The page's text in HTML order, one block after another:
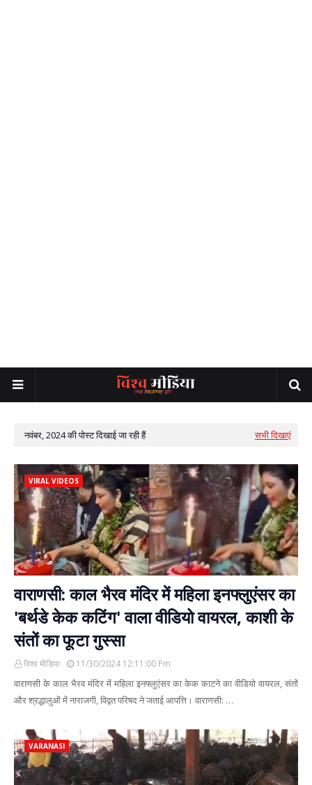
नवंबर, 2024 की पोस्ट दिखाई जा रही हैं सभी दिखाएं
VIRAL VIDEOS
वाराणसी: काल भैरव मंदिर में महिला इनफ्लुएंसर का
'बर्थडे केक कटिंग' वाला वीडियो वायरल, काशी के
संतों का फूटा गुस्सा
विश्व मीडिया 11/30/2024 12:11:00 Pm
वाराणसी के काल भैरव मंदिर में महिला इनफ्लुएंसर का केक काटने का वीडियो वायरल, संतों
और श्रद्धालुओं में नाराजगी, विद्वत परिषद ने जताई आपत्ति। वाराणसी: …
VARANASI